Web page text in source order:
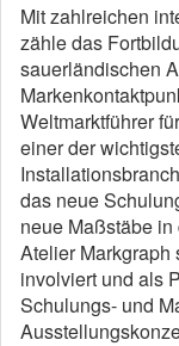
Mit zahlreichen
zähle das
sauerländischen
Weltmarktführer
einer der
das neue
neue Maßstäbe
Atelier Markgraph
involviert und als
Schulungs- und